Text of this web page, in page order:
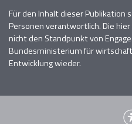
Für den Inhalt dieser Publikation
Personen verantwortlich. Die
nicht den Standpunkt von
Bundesministerium für
Entwicklung wieder.